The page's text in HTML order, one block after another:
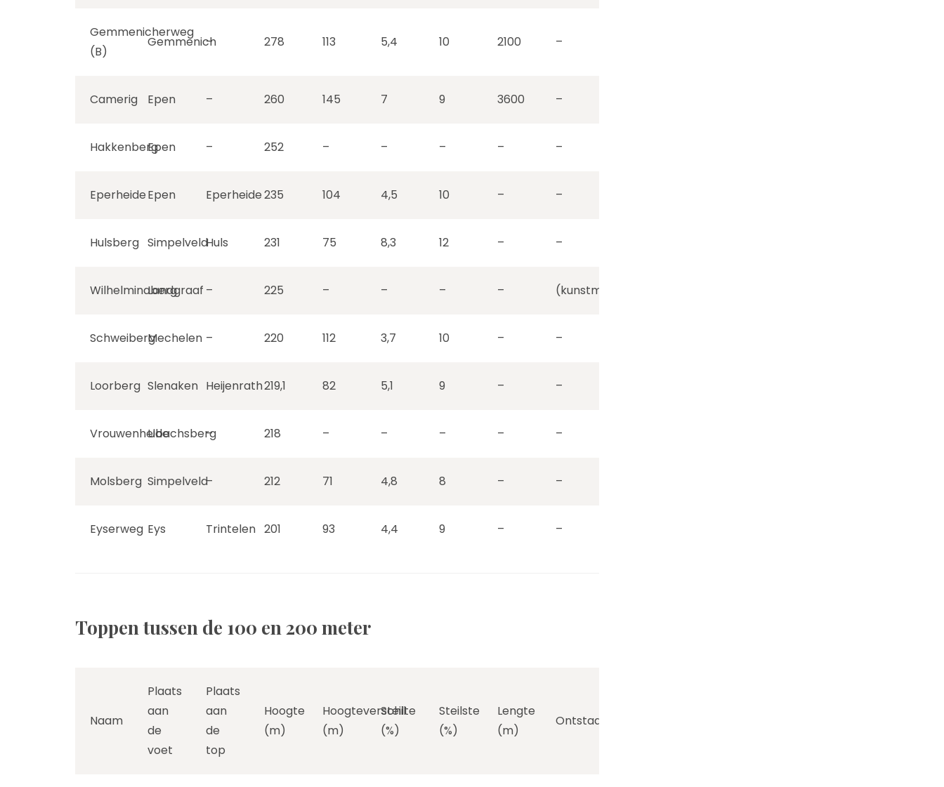
Gemmenicherweg
(B)
Gemmenich
– 278 113 5,4 10 2100 –
Camerig Epen – 260 145 7 9 3600 –
HakkenbergEpen – 252 – – – – –
EperheideEpen Eperheide235 104 4,5 10 – –
Hulsberg SimpelveldHuls 231 75 8,3 12 – –
Wilhelminaberg
Landgraaf – 225 – – – – (kunstmatig)
SchweibergMechelen – 220 112 3,7 10 – –
Loorberg Slenaken Heijenrath219,1 82 5,1 9 – –
VrouwenheideUbachsberg
– 218 – – – – –
Molsberg Simpelveld– 212 71 4,8 8 – –
Eyserweg Eys Trintelen 201 93 4,4 9 – –
Toppen tussen de 100 en 200 meter
Naam
Plaats
aan
de
voet
Plaats
aan
de
top
Hoogte
(m)
Hoogteverschil
(m)
Steilte
(%)
Steilste
(%)
Lengte
(m)
Ontstaan